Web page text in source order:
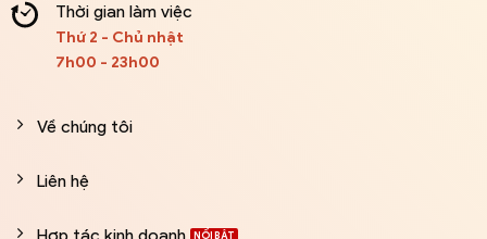
Thời gian làm việc
Thứ 2 - Chủ nhật
7h00 - 23h00
Về chúng tôi
Liên hệ
Hợp tác kinh doanh